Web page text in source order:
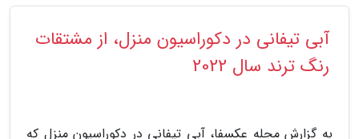
آبی تیفانی در دکوراسیون منزل، از مشتقات
رنگ ترند سال 2022
به گزارش مجله عکسفا، آبی تیفانی در دکوراسیون منزل که